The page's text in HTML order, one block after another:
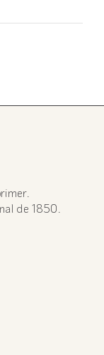
de 1850.